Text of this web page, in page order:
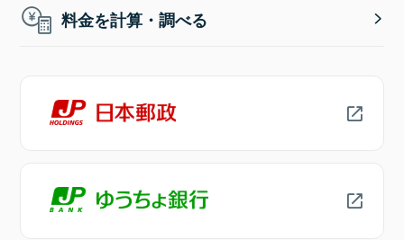
料金を計算・調べる